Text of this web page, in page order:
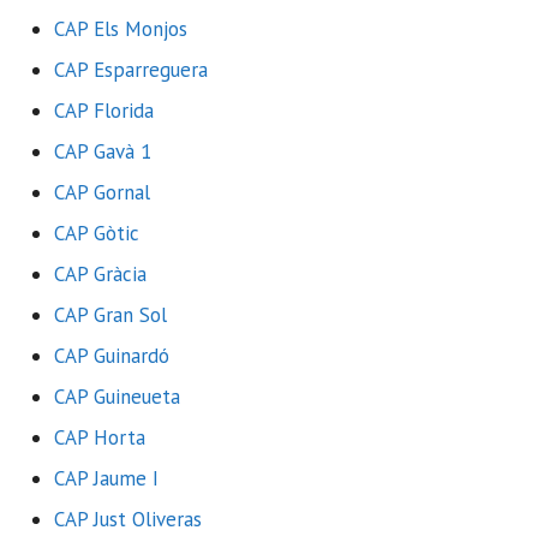
CAP Els Monjos
CAP Esparreguera
CAP Florida
CAP Gavà 1
CAP Gornal
CAP Gòtic
CAP Gràcia
CAP Gran Sol
CAP Guinardó
CAP Guineueta
CAP Horta
CAP Jaume I
CAP Just Oliveras